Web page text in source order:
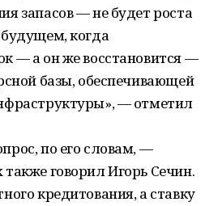
запасов — не будет роста
когда
— а он же восстановится —
базы, обеспечивающей
— отметил
по его словам, —
говорил Игорь Сечин.
кредитования, а ставку